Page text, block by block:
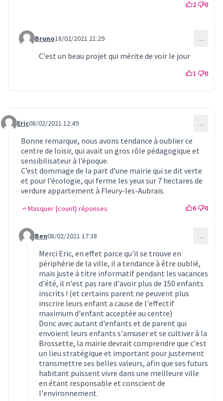
2 0
Commentaire 267 (réponse au commentaire 248)
Bruno18/02/2021 21:29 …
C'est un beau projet qui mérite de voir le jour
1 0
Commentaire 249
Eric08/02/2021 12:49 …
Bonne remarque, nous avons tendance à oublier ce
centre de loisir, qui avait un gros rôle pédagogique et
sensibilisateur à l’époque.
C’est dommage de la part d’une mairie qui se dit verte
et pour l’écologie, qui ferme les yeux sur 7 hectares de
verdure appartement à Fleury-les-Aubrais.
Masquer {count} réponses 6 0
Commentaire 251 (réponse au commentaire 249)
Ben08/02/2021 17:38 …
Merci Eric, en effet parce qu'il se trouve en
périphérie de la ville, il a tendance à être oublié,
mais juste à titre informatif pendant les vacances
d'été, il n'est pas rare d'avoir plus de 150 enfants
inscrits ! (et certains parent ne peuvent plus
inscrire leurs enfant a cause de l'effectif
maximum d'enfant acceptée au centre)
Donc avec autant d'enfants et de parent qui
envoient leurs enfants s'amuser et se cultiver à la
Brossette, la mairie devrait comprendre que c'est
un lieu stratégique et important pour justement
transmettre ses belles valeurs, afin que ses futurs
habitant puissent vivre dans une meilleure ville
en étant responsable et conscient de
l'environnement.